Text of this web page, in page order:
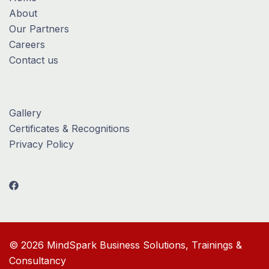
About
Our Partners
Careers
Contact us
Gallery
Certificates & Recognitions
Privacy Policy
© 2026 MindSpark Business Solutions, Trainings &
Consultancy